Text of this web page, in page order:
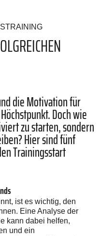
die Motivation für
Doch wie
zu starten, sondern
Hier sind fünf
Trainingsstart
ist es wichtig, den
Eine Analyse der
kann dabei helfen,
und ein